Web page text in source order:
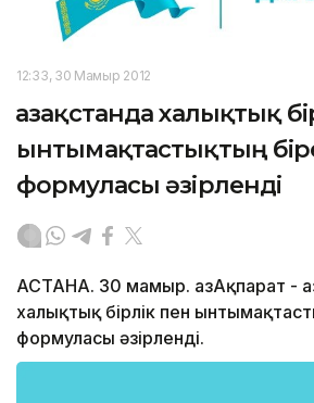
12:33, 30 Мамыр 2012
Қазақстанда халықтық
ынтымақтастықтың
формуласы әзірленді
АСТАНА. 30 мамыр. ҚазАқпарат -
халықтық бірлік пен
формуласы әзірленді.